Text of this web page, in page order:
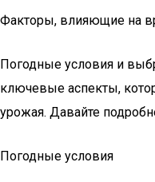
Факторы, влияющие на
Погодные условия и
ключевые аспекты,
урожая. Давайте
Погодные условия